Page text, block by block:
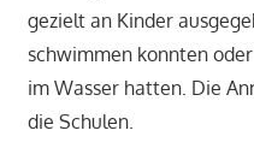
gezielt an Kinder
schwimmen konnten
im Wasser hatten. Die
die Schulen.